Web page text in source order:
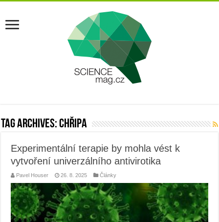
Tag Archives:chřipa
Experimentální terapie by mohla vést k
vytvoření univerzálního antivirotika
Pavel Houser 26. 8. 2025 Články